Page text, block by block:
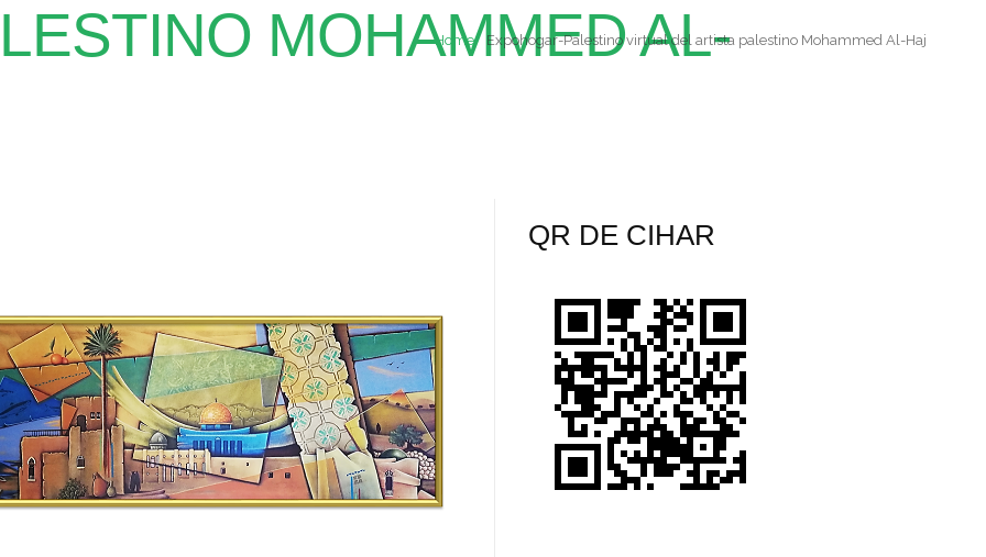
MOHAMMED AL-
Home Expohogar-Palestino virtual del artista palestino Mohammed Al-Haj
QR DE CIHAR